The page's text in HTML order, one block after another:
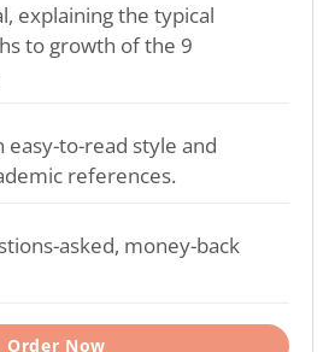
explaining the typical
to growth of the 9
easy-to-read style and
references.
asked, money-back
Order Now